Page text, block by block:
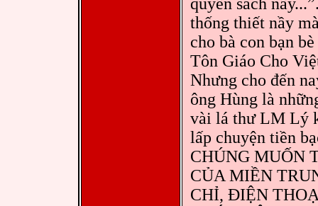
thống thiết nầy
cho bà con bạn
Tôn Giáo Cho
Nhưng cho đến
ông Hùng là
vài lá thư LM Lý
lấp chuyện tiền
CHÚNG MUỐN
CỦA MIỀN
CHỈ, ĐIỆN